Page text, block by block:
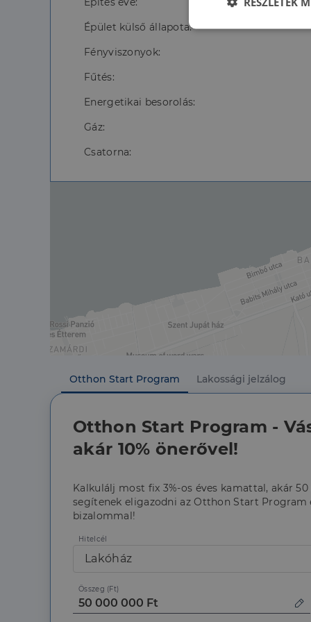
Épület külső állapota:
Fényviszonyok:
Fűtés:
Energetikai besorolás:
Gáz:
Csatorna:
Otthon Start Program Lakossági jelzálog
Otthon Start Program -
akár 10% önerővel!
Kalkulálj most fix 3%-os éves kamattal, akár
segítenek eligazodni az Otthon Start
bizalommal!
Hitelcél
Lakóház
Összeg (Ft)
CookieScriptConsent
_ga_F4MKCEZ8P5
IDE
Google
bcookie
.dh.hu
_gcl_au
Google